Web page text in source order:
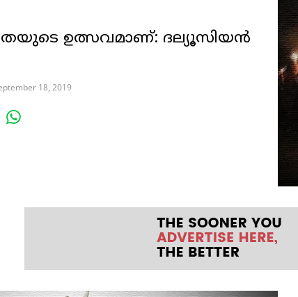
ഉത്സവമാണ്: ദല്യൂസിയൻ
18, 2019